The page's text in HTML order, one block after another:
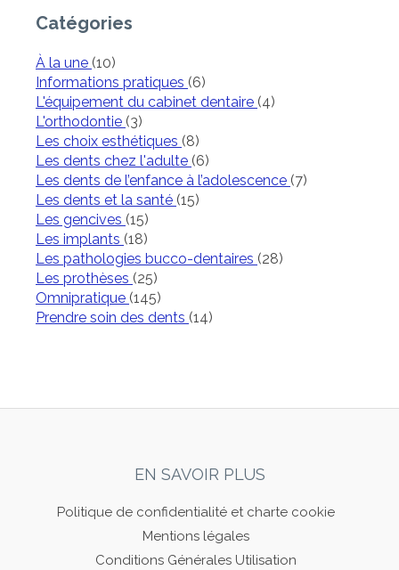
Catégories
À la une (10)
Informations pratiques (6)
L'équipement du cabinet dentaire (4)
L'orthodontie (3)
Les choix esthétiques (8)
Les dents chez l'adulte (6)
Les dents de l’enfance à l’adolescence (7)
Les dents et la santé (15)
Les gencives (15)
Les implants (18)
Les pathologies bucco-dentaires (28)
Les prothèses (25)
Omnipratique (145)
Prendre soin des dents (14)
EN SAVOIR PLUS
Politique de confidentialité et charte cookie
Mentions légales
Conditions Générales Utilisation